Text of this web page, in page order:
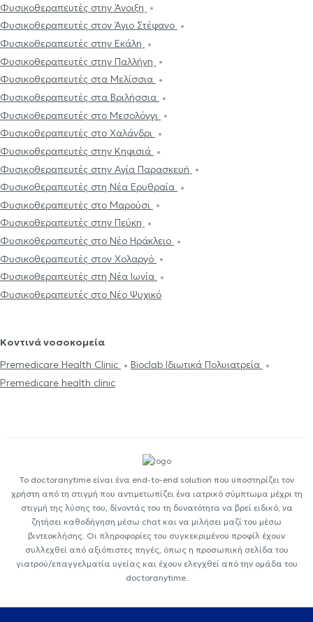
Φυσικοθεραπευτές στην Άνοιξη
Φυσικοθεραπευτές στον Άγιο Στέφανο
Φυσικοθεραπευτές στην Εκάλη
Φυσικοθεραπευτές στην Παλλήνη
Φυσικοθεραπευτές στα Μελίσσια
Φυσικοθεραπευτές στα Βριλήσσια
Φυσικοθεραπευτές στο Μεσολόγγι
Φυσικοθεραπευτές στο Χαλάνδρι
Φυσικοθεραπευτές στην Κηφισιά
Φυσικοθεραπευτές στην Αγία Παρασκευή
Φυσικοθεραπευτές στη Νέα Ερυθραία
Φυσικοθεραπευτές στο Μαρούσι
Φυσικοθεραπευτές στην Πεύκη
Φυσικοθεραπευτές στο Νέο Ηράκλειο
Φυσικοθεραπευτές στον Χολαργό
Φυσικοθεραπευτές στη Νέα Ιωνία
Φυσικοθεραπευτές στο Νέο Ψυχικό
Κοντινά νοσοκομεία
Premedicare Health Clinic
Bioclab Ιδιωτικά Πολυιατρεία
Premedicare health clinic
Το doctoranytime είναι ένα end-to-end solution που υποστηρίζει τον
χρήστη από τη στιγμή που αντιμετωπίζει ένα ιατρικό σύμπτωμα μέχρι τη
στιγμή της λύσης του, δίνοντάς του τη δυνατότητα να βρεί ειδικό, να
ζητήσει καθοδήγηση μέσω chat και να μιλήσει μαζί του μέσω
βιντεοκλήσης. Οι πληροφορίες του συγκεκριμένου προφίλ έχουν
συλλεχθεί από αξιόπιστες πηγές, όπως η προσωπική σελίδα του
γιατρού/επαγγελματία υγείας και έχουν ελεγχθεί από την ομάδα του
doctoranytime.